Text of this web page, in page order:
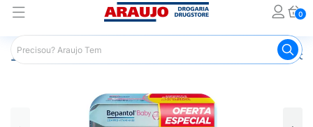
0
Araujo Infantil Lenços Umedecidos